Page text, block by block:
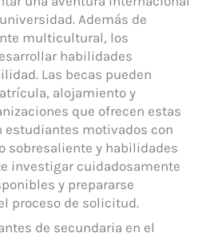
Además de
multicultural, los
habilidades
Las becas pueden
alojamiento y
que ofrecen estas
estudiantes motivados con
sobresaliente y habilidades
investigar cuidadosamente
y prepararse
proceso de solicitud.
de secundaria en el